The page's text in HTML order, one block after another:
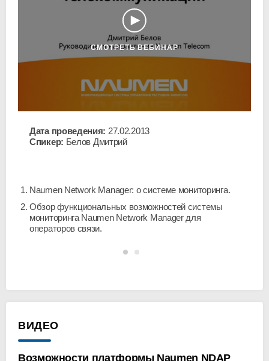
СМОТРЕТЬ ВЕБИНАР
Дата проведения: 27.02.2013
Спикер: Белов Дмитрий
Naumen Network Manager: о системе мониторинга.
Обзор функциональных возможностей системы
мониторинга Naumen Network Manager для
операторов связи.
ВИДЕО
Возможности платформы Naumen NDAP